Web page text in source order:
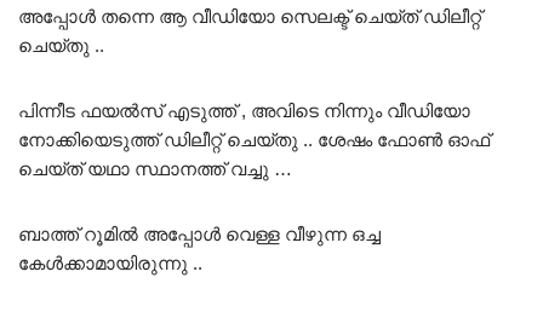
അപ്പോൾ തന്നെ ആ വീഡിയോ സെലക്ട് ചെയ്ത് ഡിലീറ്റ്
ചെയ്തു ..
പിന്നീട ഫയൽസ് എടുത്ത് , അവിടെ നിന്നും വീഡിയോ
നോക്കിയെടുത്ത് ഡിലീറ്റ് ചെയ്തു .. ശേഷം ഫോൺ ഓഫ്
ചെയ്ത് യഥാ സ്ഥാനത്ത് വച്ചു …
ബാത്ത് റൂമിൽ അപ്പോൾ വെള്ള വീഴുന്ന ഒച്ച
കേൾക്കാമായിരുന്നു ..